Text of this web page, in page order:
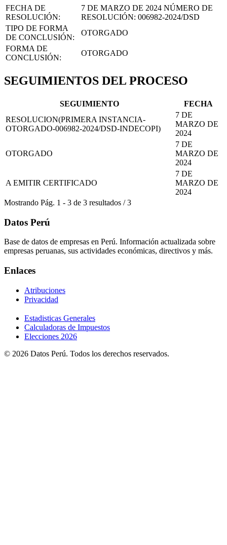
FECHA DE
RESOLUCIÓN:
7 DE MARZO DE 2024 NÚMERO DE
RESOLUCIÓN: 006982-2024/DSD
TIPO DE FORMA
DE CONCLUSIÓN:
OTORGADO
FORMA DE
CONCLUSIÓN:
OTORGADO
SEGUIMIENTOS DEL PROCESO
SEGUIMIENTO
FECHA
RESOLUCION(PRIMERA INSTANCIA-
OTORGADO-006982-2024/DSD-INDECOPI)
7 DE
MARZO DE
2024
OTORGADO
7 DE
MARZO DE
2024
A EMITIR CERTIFICADO
7 DE
MARZO DE
2024
Mostrando Pág. 1 - 3 de 3 resultados /3
Datos Perú
Base de datos de empresas en Perú. Información actualizada sobre
empresas peruanas, sus actividades económicas, directivos y más.
Enlaces
Atribuciones
Privacidad
Estadisticas Generales
Calculadoras de Impuestos
Elecciones 2026
© 2026 Datos Perú. Todos los derechos reservados.